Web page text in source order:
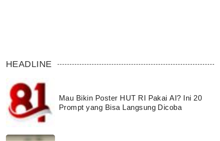
HEADLINE
Mau Bikin Poster HUT RI Pakai AI? Ini 20
Prompt yang Bisa Langsung Dicoba